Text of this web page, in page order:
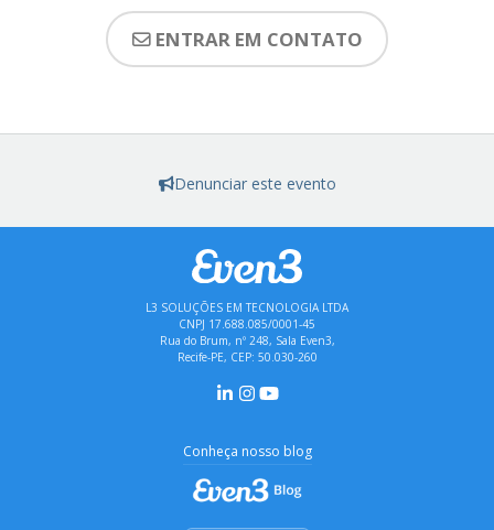
ENTRAR EM CONTATO
Denunciar este evento
L3 SOLUÇÕES EM TECNOLOGIA LTDA
CNPJ 17.688.085/0001-45
Rua do Brum, nº 248, Sala Even3,
Recife-PE, CEP: 50.030-260
Conheça nosso blog